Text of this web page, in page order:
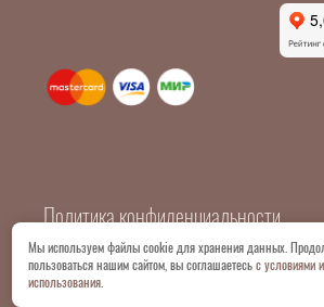
Политика конфиденциальности
© 2026 Все картинки и
Мы используем файлы cookie для хранения данных.
пользоваться нашим сайтом, вы соглашаетесьс условиями
использования